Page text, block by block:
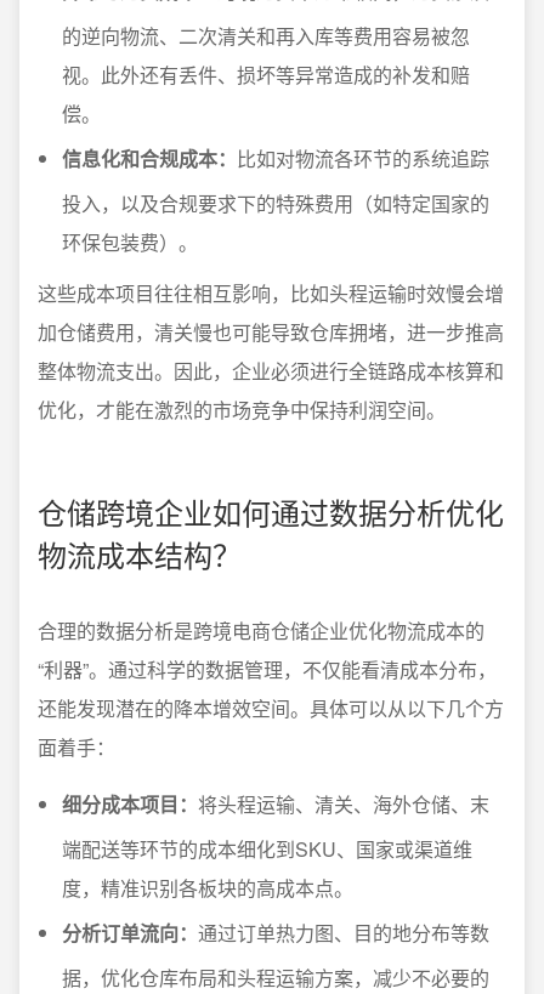
的逆向物流、二次清关和再入库等费用容易被忽
视。此外还有丢件、损坏等异常造成的补发和赔
偿。
信息化和合规成本： 比如对物流各环节的系统追踪
投入，以及合规要求下的特殊费用（如特定国家的
环保包装费）。
这些成本项目往往相互影响，比如头程运输时效慢会增
加仓储费用，清关慢也可能导致仓库拥堵，进一步推高
整体物流支出。因此，企业必须进行全链路成本核算和
优化，才能在激烈的市场竞争中保持利润空间。
仓储跨境企业如何通过数据分析优化
物流成本结构？
合理的数据分析是跨境电商仓储企业优化物流成本的
“利器”。通过科学的数据管理，不仅能看清成本分布，
还能发现潜在的降本增效空间。具体可以从以下几个方
面着手：
细分成本项目： 将头程运输、清关、海外仓储、末
端配送等环节的成本细化到SKU、国家或渠道维
度，精准识别各板块的高成本点。
分析订单流向： 通过订单热力图、目的地分布等数
据，优化仓库布局和头程运输方案，减少不必要的